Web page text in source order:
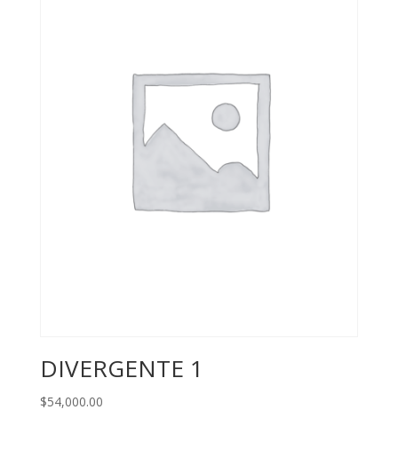
DIVERGENTE 1
$54,000.00